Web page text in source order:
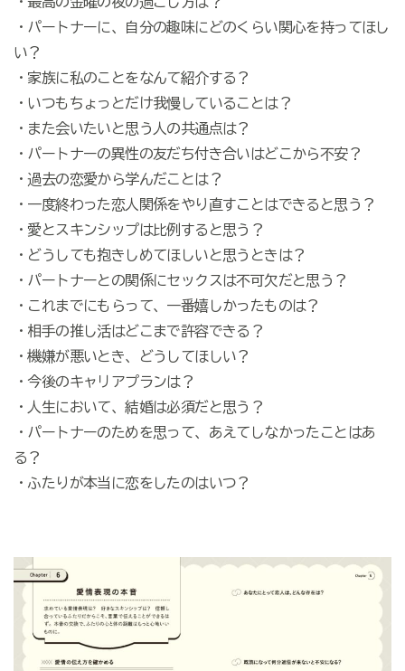
・パートナーに、自分の趣味にどのくらい関心を持ってほし
い？
・家族に私のことをなんて紹介する？
・いつもちょっとだけ我慢していることは？
・また会いたいと思う人の共通点は？
・パートナーの異性の友だち付き合いはどこから不安？
・過去の恋愛から学んだことは？
・一度終わった恋人関係をやり直すことはできると思う？
・愛とスキンシップは比例すると思う？
・どうしても抱きしめてほしいと思うときは？
・パートナーとの関係にセックスは不可欠だと思う？
・これまでにもらって、一番嬉しかったものは？
・相手の推し活はどこまで許容できる？
・機嫌が悪いとき、どうしてほしい？
・今後のキャリアプランは？
・人生において、結婚は必須だと思う？
・パートナーのためを思って、あえてしなかったことはあ
る？
・ふたりが本当に恋をしたのはいつ？